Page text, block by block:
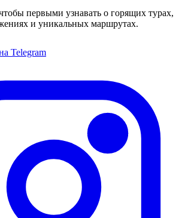
первыми узнавать о горящих турах,
и уникальных маршрутах.
Telegram